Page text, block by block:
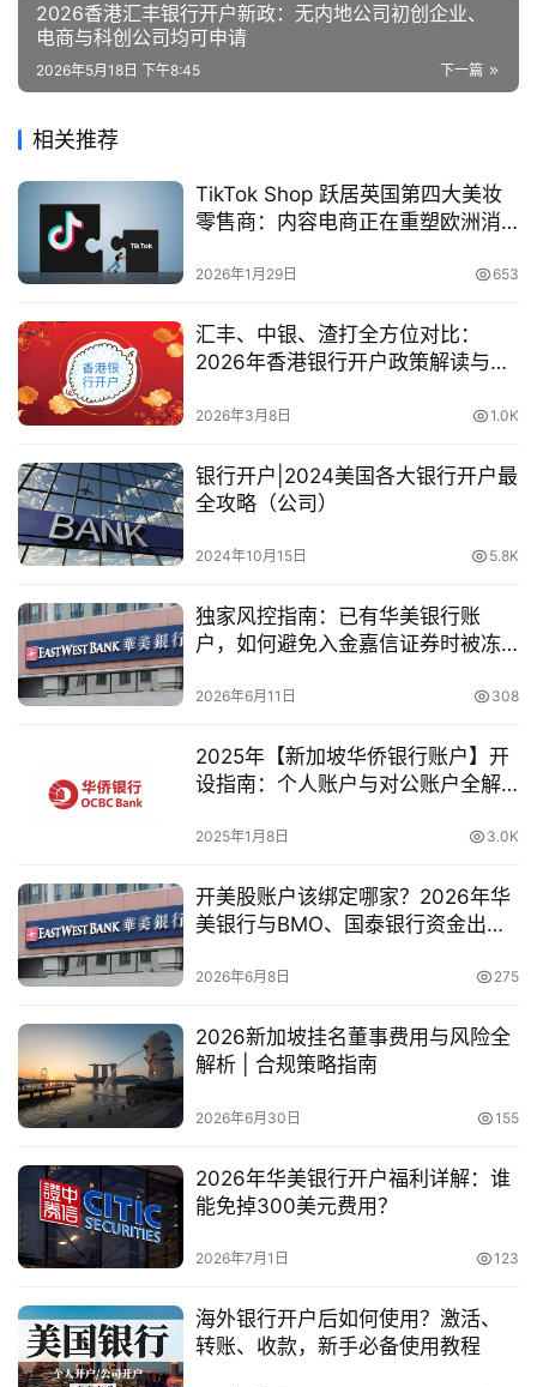
2026香港汇丰银行开户新政：无内地公司初创企业、
电商与科创公司均可申请
下一篇
2026年5月18日 下午8:45
相关推荐
TikTok Shop 跃居英国第四大美妆
零售商：内容电商正在重塑欧洲消
2026年1月29日 653
汇丰、中银、渣打全方位对比：
2026年香港银行开户政策解读与中
2026年3月8日 1.0K
银行开户|2024美国各大银行开户最
全攻略（公司）
2024年10月15日 5.8K
独家风控指南：已有华美银行账
户，如何避免入金嘉信证券时被冻
2026年6月11日 308
2025年【新加坡华侨银行账户】开
设指南：个人账户与对公账户全解
2025年1月8日 3.0K
开美股账户该绑定哪家？2026年华
美银行与BMO、国泰银行资金出入
2026年6月8日 275
2026新加坡挂名董事费用与风险全
解析 | 合规策略指南
2026年6月30日 155
2026年华美银行开户福利详解：谁
能免掉300美元费用？
2026年7月1日 123
海外银行开户后如何使用？激活、
转账、收款，新手必备使用教程